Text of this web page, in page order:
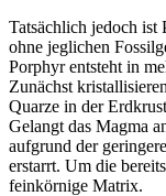
Tatsächlich jedoch ist
ohne jeglichen
Porphyr entsteht in
Zunächst
Quarze in der
Gelangt das Magma
aufgrund der
erstarrt. Um die
feinkörnige Matrix.